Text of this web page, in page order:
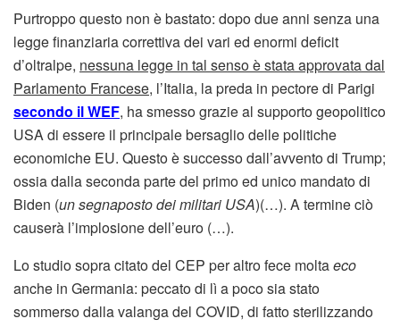
Purtroppo questo non è bastato: dopo due anni senza una
legge finanziaria correttiva dei vari ed enormi deficit
d’oltralpe, nessuna legge in tal senso è stata approvata dal
Parlamento Francese, l’Italia, la preda in pectore di Parigi
secondo il WEF, ha smesso grazie al supporto geopolitico
USA di essere il principale bersaglio delle politiche
economiche EU. Questo è successo dall’avvento di Trump;
ossia dalla seconda parte del primo ed unico mandato di
Biden (un segnaposto dei militari USA)(…). A termine ciò
causerà l’implosione dell’euro (…).
Lo studio sopra citato del CEP per altro fece moltaeco
anche in Germania: peccato di lì a poco sia stato
sommerso dalla valanga del COVID, di fatto sterilizzando